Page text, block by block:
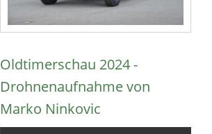
Oldtimerschau 2024 -
Drohnenaufnahme von
Marko Ninkovic